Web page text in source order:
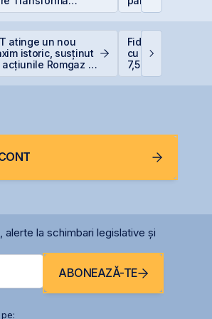
Golden Foods
suprasubscris
atinge un nou
istoric, susținut
acțiunile Romgaz și
Fidelis din
cu dobânzi de
7,50% în lei și
euro
la schimbari legislative și
ABONEAZĂ-TE